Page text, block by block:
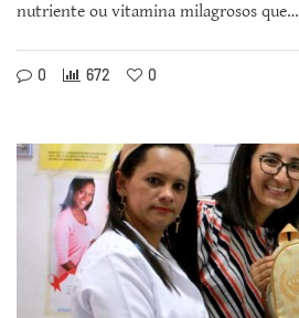
nutriente ou vitamina milagrosos que…
0 672 0